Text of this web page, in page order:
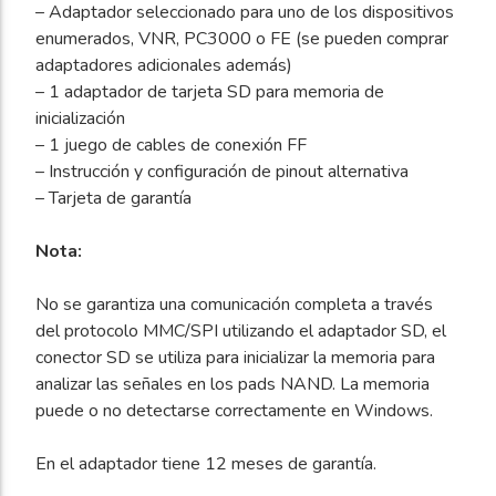
– Adaptador seleccionado para uno de los dispositivos
enumerados, VNR, PC3000 o FE (se pueden comprar
adaptadores adicionales además)
– 1 adaptador de tarjeta SD para memoria de
inicialización
– 1 juego de cables de conexión FF
– Instrucción y configuración de pinout alternativa
– Tarjeta de garantía
Nota:
No se garantiza una comunicación completa a través
del protocolo MMC/SPI utilizando el adaptador SD, el
conector SD se utiliza para inicializar la memoria para
analizar las señales en los pads NAND. La memoria
puede o no detectarse correctamente en Windows.
En el adaptador tiene 12 meses de garantía.